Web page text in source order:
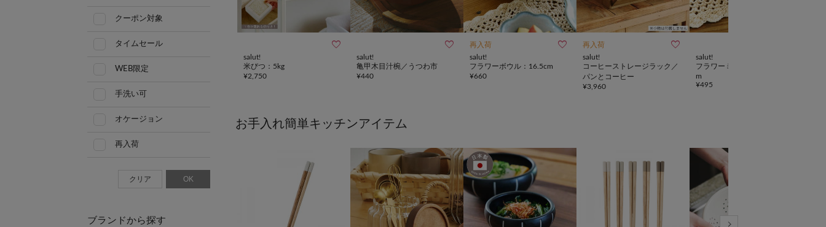

salut!
米びつ：5kg
¥2,750

salut!
亀甲木目汁椀／うつわ市
¥440
再入荷 
salut!
フラワーボウル：16.5cm
¥660
再入荷 
salut!
コーヒーストレージラック／
パンとコーヒー
¥3,960
salut!
フラワーミニプレート：10c
m
¥495
お手入れ簡単キッチンアイテム
クーポン対象
タイムセール
WEB限定
手洗い可
オケージョン
再入荷
クリア OK
ブランドから探す